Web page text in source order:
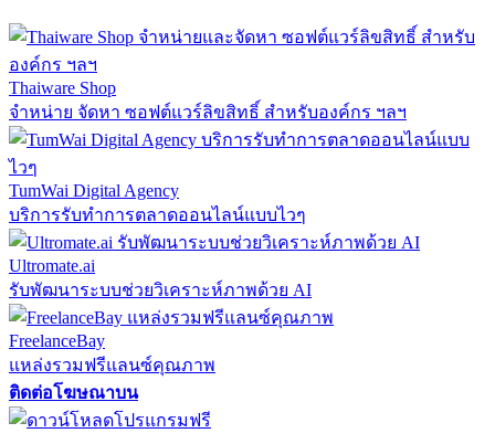
Thaiware Shop
จำหน่าย จัดหา ซอฟต์แวร์ลิขสิทธิ์ สำหรับองค์กร ฯลฯ
TumWai Digital Agency
บริการรับทำการตลาดออนไลน์แบบไวๆ
Ultromate.ai
รับพัฒนาระบบช่วยวิเคราะห์ภาพด้วย AI
FreelanceBay
แหล่งรวมฟรีแลนซ์คุณภาพ
ติดต่อโฆษณาบน